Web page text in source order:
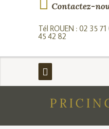
Contactez-
Tél ROUEN : 02 35
45 42 82